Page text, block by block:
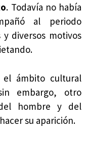
. Todavía no había
al periodo
diversos motivos
el ámbito cultural
embargo, otro
hombre y del
su aparición.